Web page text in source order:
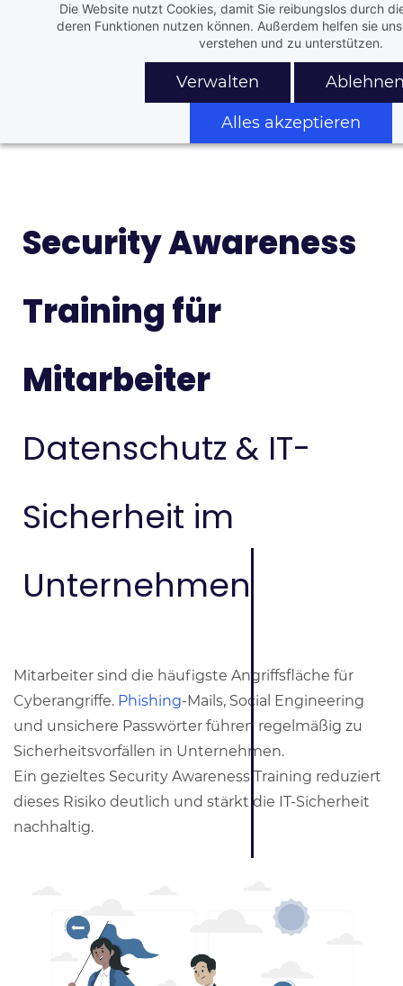
Die Website nutzt Cookies, damit Sie reibungslos durch
deren Funktionen nutzen können. Außerdem helfen sie
verstehen und zu unterstützen.
Verwalten
Alles akzeptieren
Security Awareness
Training für
Mitarbeiter
​Datenschutz & IT-
Sicherheit im
Unternehmen
Mitarbeiter sind die häufigste Angriffsfläche für
Cyberangriffe. Phishing-Mails, Social Engineering
und unsichere Passwörter führen regelmäßig zu
Sicherheitsvorfällen in Unternehmen.
Ein gezieltes Security Awareness Training reduziert
dieses Risiko deutlich und stärkt die IT-Sicherheit
nachhaltig.